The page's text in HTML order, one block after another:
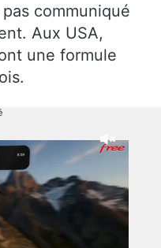
communiqué
Aux USA,
une formule